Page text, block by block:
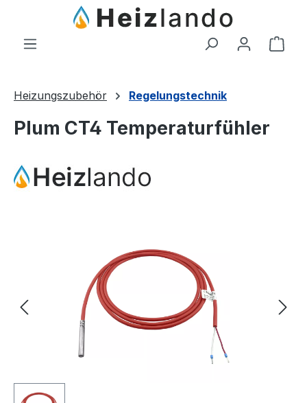
Zum Hauptinhalt springen
Heizungszubehör Regelungstechnik
Plum CT4 Temperaturfühler